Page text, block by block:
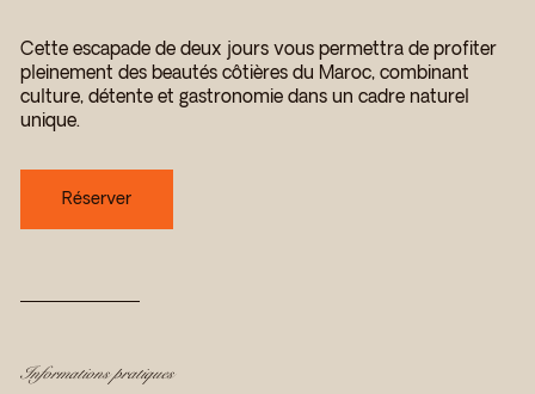
Cette escapade de deux jours vous permettra de profiter
pleinement des beautés côtières du Maroc, combinant
culture, détente et gastronomie dans un cadre naturel
unique.
Réserver
Informations pratiques